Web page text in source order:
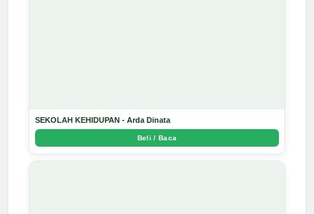
SEKOLAH KEHIDUPAN - Arda Dinata
Beli / Baca